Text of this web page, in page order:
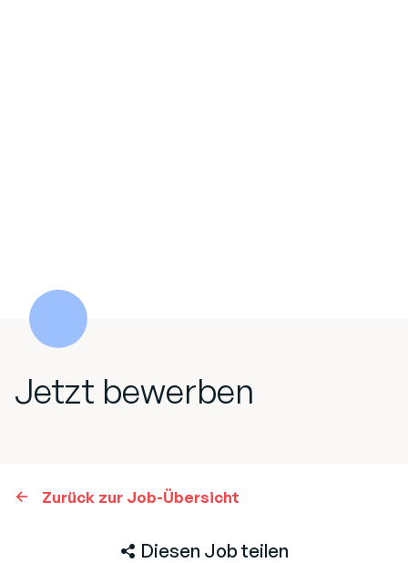
Jetzt bewerben
Zurück zur Job-Übersicht
Diesen Job teilen